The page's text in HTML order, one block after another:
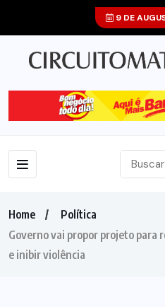
9 DE
Home
Política
Governo vai propor projeto para
e inibir violência